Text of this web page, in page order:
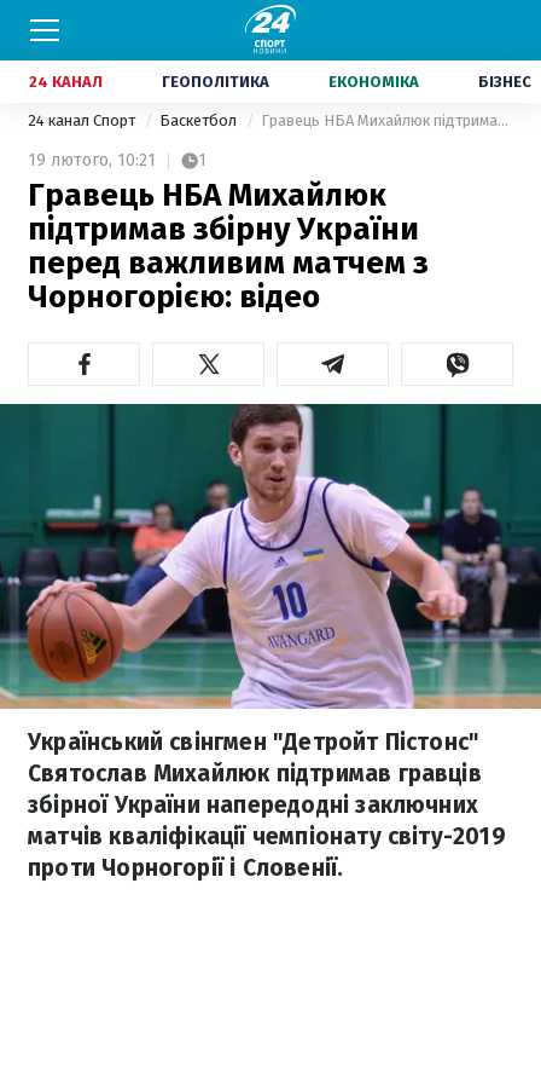
24 КАНАЛ ГЕОПОЛІТИКА ЕКОНОМІКА БІЗНЕС
24 канал Спорт Баскетбол Гравець НБА Михайлюк підтримав збірну України перед важливим матчем з Чорногорією: відео
19 лютого, 10:21 1
Гравець НБА Михайлюк
підтримав збірну України
перед важливим матчем з
Чорногорією: відео
Український свінгмен "Детройт Пістонс"
Святослав Михайлюк підтримав гравців
збірної України напередодні заключних
матчів кваліфікації чемпіонату світу-2019
проти Чорногорії і Словенії.